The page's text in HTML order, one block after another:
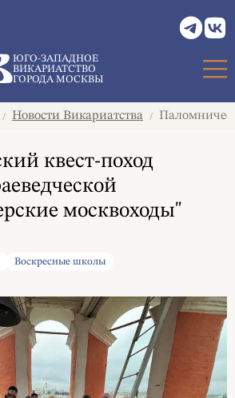
ЮГО-ЗАПАДНОЕ
ВИКАРИАТСТВО
ГОРОДА МОСКВЫ
/ Новости Викариатства /
квест-поход
москвоходы"
Воскресные школы